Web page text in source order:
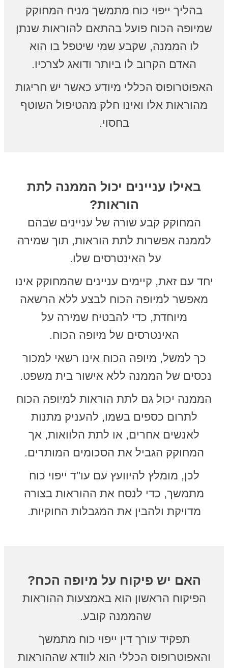
בהליך ייפוי כוח מתמשך מניח המחוקק
שמיופה הכוח פועל בהתאם להוראות שנתן
לו הממנה, שקבע שמי שיטפל בו הוא
האדם הקרוב לו ביותר ודואג לצרכיו.
האפוטרופוס הכללי מיודע כאשר יש חריגות
מהוראות אלו ואינו חלק מהטיפול השוטף
בחסוי.
באילו עניינים יכול הממנה לתת
הוראות?
המחוקק קבע שורה של עניינים שבהם
לממנה אפשרות לתת הוראות, תוך שמירה
על האינטרסים שלו.
יחד עם זאת, קיימים עניינים שהמחוקק אינו
מאפשר למיופה הכוח לבצע ללא הרשאה
מיוחדת, כדי להבטיח שמירה על
האינטרסים של מיופה הכוח.
כך למשל, מיופה הכוח אינו רשאי למכור
נכסים של הממנה ללא אישור בית משפט.
הממנה יכול גם לתת הוראות למיופה הכוח
לתרום כספים בשמו, להעניק מתנות
לאנשים אחרים, או לתת הלוואות, אך
המחוקק הגביל את הסכומים המותרים.
לכן, מומלץ להיוועץ עם עו"ד ייפוי כוח
מתמשך, כדי לנסח את ההוראות בצורה
מדויקת ולהבין את המגבלות החוקיות.
האם יש פיקוח על מיופה הכח?
הפיקוח הראשון הוא באמצעות ההוראות
שהממנה קובע.
תפקיד עורך דין ייפוי כוח מתמשך
והאפוטרופוס הכללי הוא לוודא שההוראות